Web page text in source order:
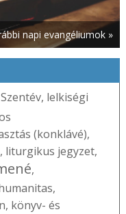
napi evangéliumok »
Szentév, lelkiségi
(konklávé),
, liturgikus jegyzet,
,
,
, könyv- és